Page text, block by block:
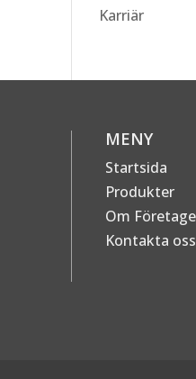
Karriär
MENY
Startsida
Produkter
Om
Kontakta oss